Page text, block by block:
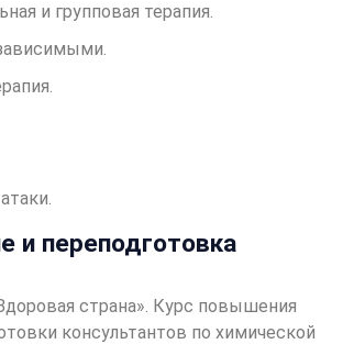
и групповая терапия.
и переподготовка
страна». Курс повышения
консультантов по химической